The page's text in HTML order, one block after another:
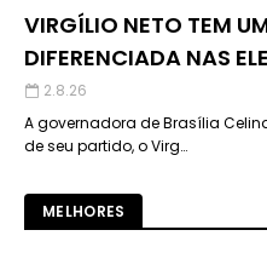
VIRGÍLIO NETO TEM
DIFERENCIADA NAS
2.8.26
A governadora de Brasília
de seu partido, o Virg…
MELHORES